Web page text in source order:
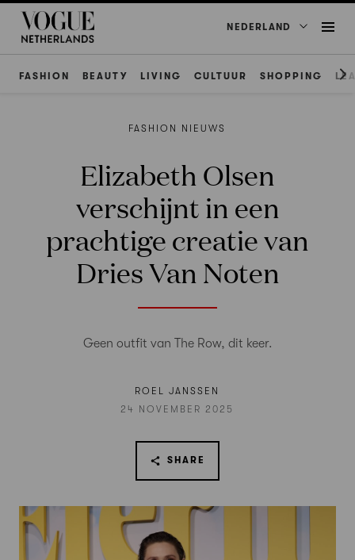
NEDERLAND
FASHION BEAUTY LIVING CULTUUR SHOPPING
FASHION NIEUWS
Elizabeth Olsen
verschijnt in een
prachtige creatie van
Dries Van Noten
Geen outfit van The Row, dit keer.
ROEL JANSSEN
24 NOVEMBER 2025
SHARE